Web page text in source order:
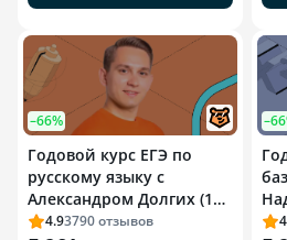
–66%
Годовой курс ЕГЭ по
русскому языку с
Александром Долгих (11
класс)
4.93790отзывов